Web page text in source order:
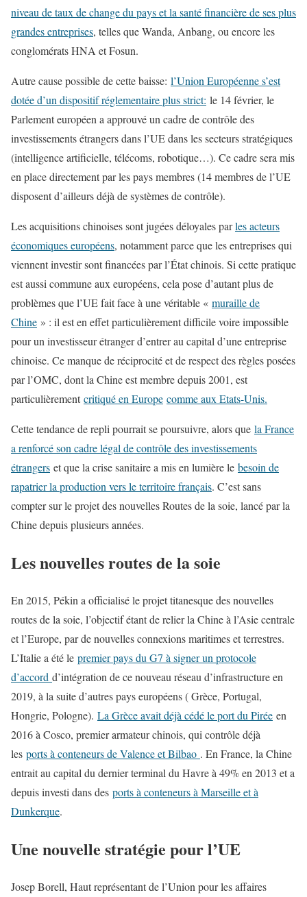
niveau de taux de change du pays et la santé financière de ses plus
grandes entreprises, telles que Wanda, Anbang, ou encore les
conglomérats HNA et Fosun.
Autre cause possible de cette baisse: l’Union Européenne s’est
dotée d’un dispositif réglementaire plus strict: le 14 février, le
Parlement européen a approuvé un cadre de contrôle des
investissements étrangers dans l’UE dans les secteurs stratégiques
(intelligence artificielle, télécoms, robotique…). Ce cadre sera mis
en place directement par les pays membres (14 membres de l’UE
disposent d’ailleurs déjà de systèmes de contrôle).
Les acquisitions chinoises sont jugées déloyales parles acteurs
économiques européens, notamment parce que les entreprises qui
viennent investir sont financées par l’État chinois. Si cette pratique
est aussi commune aux européens, cela pose d’autant plus de
problèmes que l’UE fait face à une véritable « muraille de
Chine » : il est en effet particulièrement difficile voire impossible
pour un investisseur étranger d’entrer au capital d’une entreprise
chinoise. Ce manque de réciprocité et de respect des règles posées
par l’OMC, dont la Chine est membre depuis 2001, est
particulièrementcritiqué en Europe comme aux Etats-Unis.
Cette tendance de repli pourrait se poursuivre, alors que la France
a renforcé son cadre légal de contrôle des investissements
étrangers et que la crise sanitaire a mis en lumière le besoin de
rapatrier la production vers le territoire français. C’est sans
compter sur le projet des nouvelles Routes de la soie, lancé par la
Chine depuis plusieurs années.
Les nouvelles routes de la soie
En 2015, Pékin a officialisé le projet titanesque des nouvelles
routes de la soie, l’objectif étant de relier la Chine à l’Asie centrale
et l’Europe, par de nouvelles connexions maritimes et terrestres.
L’Italie a été le premier pays du G7 à signer un protocole
d’accord d’intégration de ce nouveau réseau d’infrastructure en
2019, à la suite d’autres pays européens ( Grèce, Portugal,
Hongrie, Pologne). La Grèce avait déjà cédé le port du Pirée en
2016 à Cosco, premier armateur chinois, qui contrôle déjà
les ports à conteneurs de Valence et Bilbao . En France, la Chine
entrait au capital du dernier terminal du Havre à 49% en 2013 et a
depuis investi dans des ports à conteneurs à Marseille et à
Dunkerque.
Une nouvelle stratégie pour l’UE
Josep Borell, Haut représentant de l’Union pour les affaires